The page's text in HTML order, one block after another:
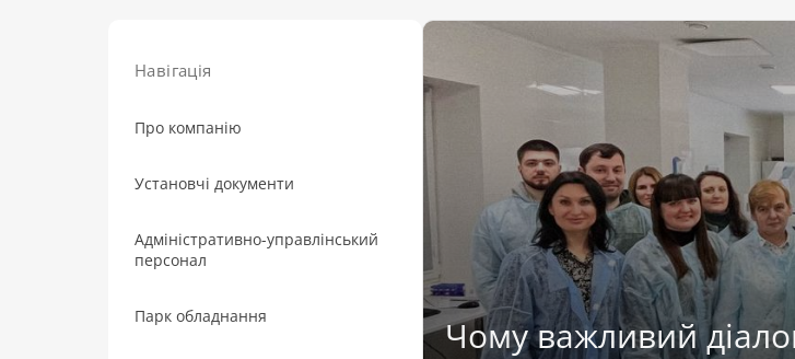
Навігація
Про компанію
Установчі документи
Адміністративно-управлінський
персонал
Парк обладнання Чому важливий